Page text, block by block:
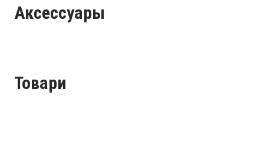
Аксессуары
Товари